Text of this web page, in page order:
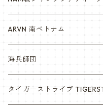
ARVN 南ベトナム
海兵師団
タイガーストライプ